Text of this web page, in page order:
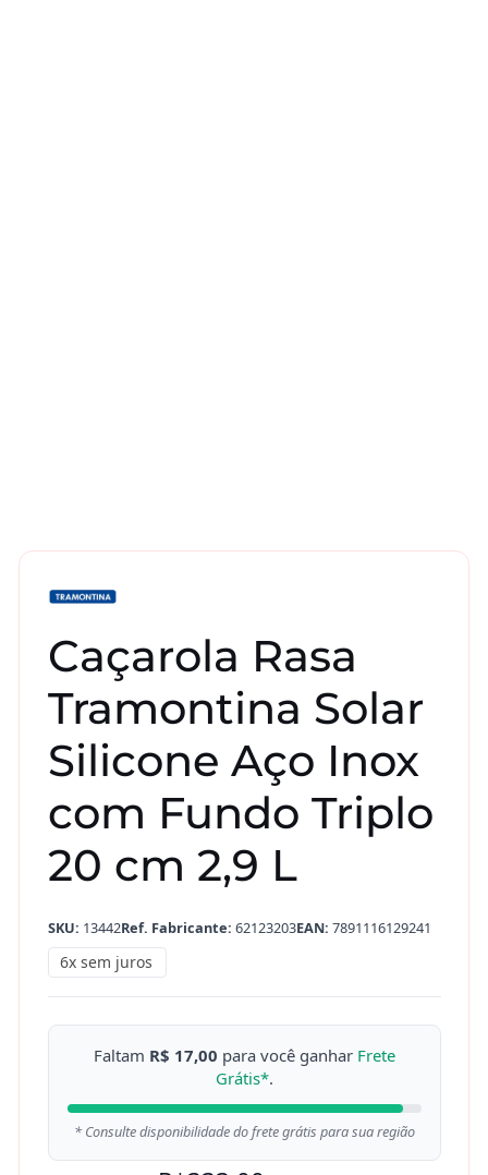
Caçarola Rasa
Tramontina Solar
Silicone Aço Inox
com Fundo Triplo
20 cm 2,9 L
SKU: 13442Ref. Fabricante: 62123203EAN: 7891116129241
6x sem juros
Faltam R$ 17,00 para você ganhar Frete
Grátis*.
* Consulte disponibilidade do frete grátis para sua região